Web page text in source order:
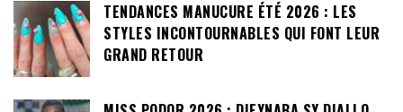
TENDANCES MANUCURE ÉTÉ 2026 : LES
STYLES INCONTOURNABLES QUI FONT LEUR
GRAND RETOUR